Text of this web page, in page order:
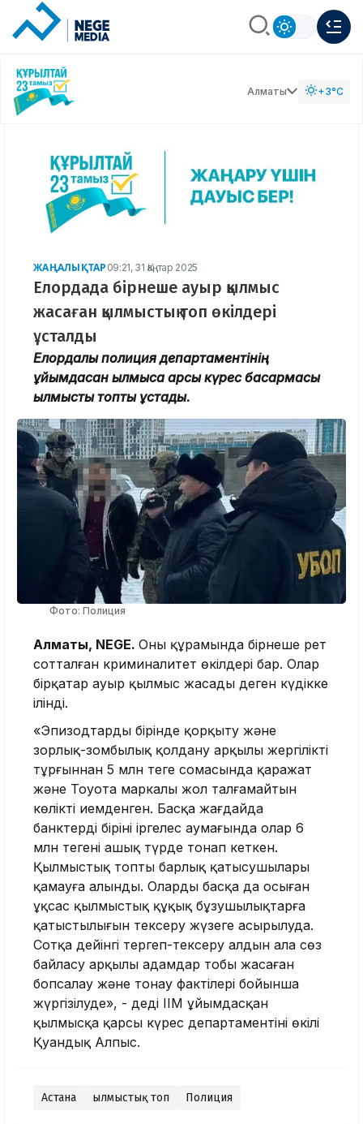
Алматы +3°C
ЖАҢАЛЫҚТАР 09:21, 31 Қаңтар 2025
Елордада бірнеше ауыр қылмыс
жасаған қылмыстық топ өкілдері
ұсталды
Елордалық полиция департаментінің
ұйымдасқан қылмысқа қарсы күрес басқармасы
қылмыстық топты ұстады.
Фото: Полиция
Алматы, NEGE. Оның құрамында бірнеше рет
сотталған криминалитет өкілдері бар. Олар
бірқатар ауыр қылмыс жасады деген күдікке
ілінді.
«Эпизодтардың бірінде қорқыту және
зорлық-зомбылық қолдану арқылы жергілікті
тұрғыннан 5 млн теңге сомасында қаражат
және Тоуота маркалы жол талғамайтын
көлікті иемденген. Басқа жағдайда
банктердің бірінің іргелес аумағында олар 6
млн теңгені ашық түрде тонап кеткен.
Қылмыстық топтың барлық қатысушылары
қамауға алынды. Олардың басқа да осыған
ұқсас қылмыстық құқық бұзушылықтарға
қатыстылығын тексеру жүзеге асырылуда.
Сотқа дейінгі тергеп-тексеру алдын ала сөз
байласу арқылы адамдар тобы жасаған
бопсалау және тонау фактілері бойынша
жүргізілуде», - деді ІІМ ұйымдасқан
қылмысқа қарсы күрес департаментінің өкілі
Қуандық Алпыс.
Астана Қылмыстық топ Полиция